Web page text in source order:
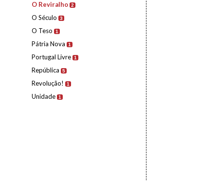
O Reviralho 2
O Século 3
O Teso 1
Pátria Nova 1
Portugal Livre 1
República 5
Revolução! 1
Unidade 1